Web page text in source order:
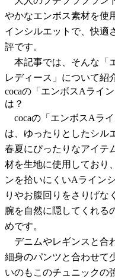
やかなエンボス素材を使
インシルエットで、快適
評です。
本記事では、そんな「
レディース」について紹
cocaの「エンボスAライ
は？
cocaの「エンボスAライ
は、ゆったりとしたシル
春夏にぴったりなアイテ
材を生地に使用しており
ンを拾いにくいAライン
りやお腹回りをさりげな
腕を自然に隠してくれる
めです。
デニムやレギンスと合
細身のパンツと合わせて
いのもこのチュニックの